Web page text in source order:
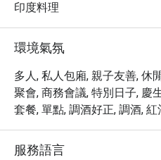
印度料理
環境氣氛
多人, 私人包廂, 親子友善, 休
聚會, 商務會議, 特別日子, 慶
套餐, 單點, 調酒好正, 調酒,
服務語言